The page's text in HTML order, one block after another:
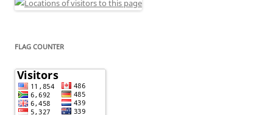
FLAG COUNTER